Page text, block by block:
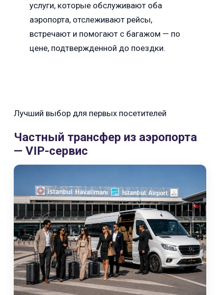
услуги, которые обслуживают оба
аэропорта, отслеживают рейсы,
встречают и помогают с багажом — по
цене, подтвержденной до поездки.
Лучший выбор для первых посетителей
Частный трансфер из аэропорта
— VIP-сервис